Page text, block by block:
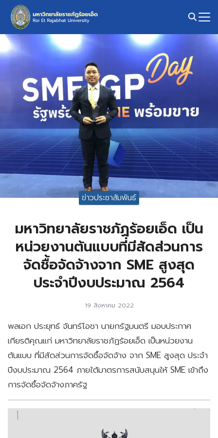
Skip
content
Search
for:
ข่าวประชาสัมพันธ์
มหาวิทยาลัยราชภัฏร้อยเอ็ด เป็น
หน่วยงานต้นแบบที่มีสัดส่วนการ
จัดชื้อจัดจ้างจาก SME สูงสุด
ประจำปีงบประมาณ 2564
19 สิงหาคม 2022
พลเอก ประยุทธ์ จันทร์โอชา นายกรัฐมนตรี มอบประกาศ
เกียรติคุณแก่ มหาวิทยาลัยราชภัฏร้อยเอ็ด เป็นหน่วยงาน
ต้นแบบ ที่มีสัดส่วนการจัดชื้อจัดจ้าง จาก SME สูงสุด ประจำ
ปีงบประมาณ 2564 ภายใต้มาตรการสนับสนุนให้ SME เข้าถึง
การจัดซื้อจัดจ้างภาครัฐ